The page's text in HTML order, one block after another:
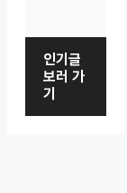
인기글
보러 가
기